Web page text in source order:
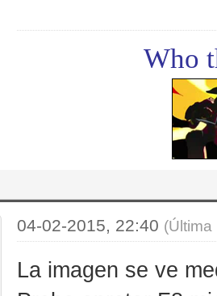
Who
04-02-2015, 22:40
La imagen se ve